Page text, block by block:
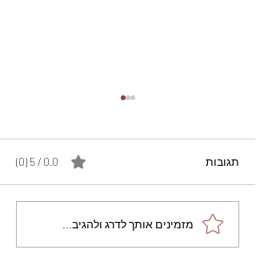
מתכון מנצח עוגת מייפל
שוקולד בחושה וקלה - זיוה
תגובות 0.0 / 5 ‏(0)
מזמינים אותך לדרג ולהגיב...